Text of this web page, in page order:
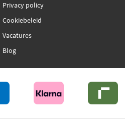
Privacy policy
Cookiebeleid
Vacatures
Blog